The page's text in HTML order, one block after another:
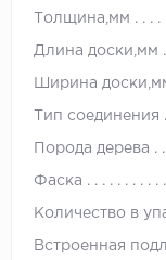
Толщина,мм
Длина доски,мм
Ширина
Тип соединения
Порода дерева
Фаска
Количество в
Встроенная